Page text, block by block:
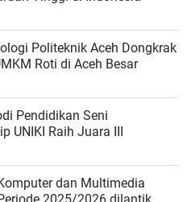
Politeknik Aceh Dongkrak
Roti di Aceh Besar
Pendidikan Seni
UNIKI Raih Juara III
dan Multimedia